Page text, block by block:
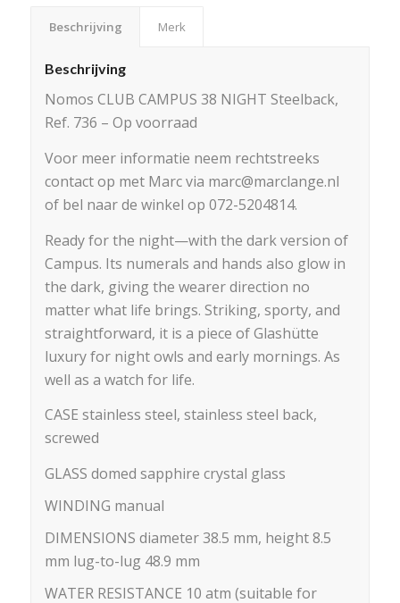
Beschrijving Merk
Beschrijving
Nomos CLUB CAMPUS 38 NIGHT Steelback,
Ref. 736 – Op voorraad
Voor meer informatie neem rechtstreeks
contact op met Marc via marc@marclange.nl
of bel naar de winkel op 072-5204814.
Ready for the night—with the dark version of
Campus. Its numerals and hands also glow in
the dark, giving the wearer direction no
matter what life brings. Striking, sporty, and
straightforward, it is a piece of Glashütte
luxury for night owls and early mornings. As
well as a watch for life.
CASE stainless steel, stainless steel back,
screwed
GLASS domed sapphire crystal glass
WINDING manual
DIMENSIONS diameter38.5 mm, height8.5
mm lug-to-lug 48.9 mm
WATER RESISTANCE 10 atm (suitable for